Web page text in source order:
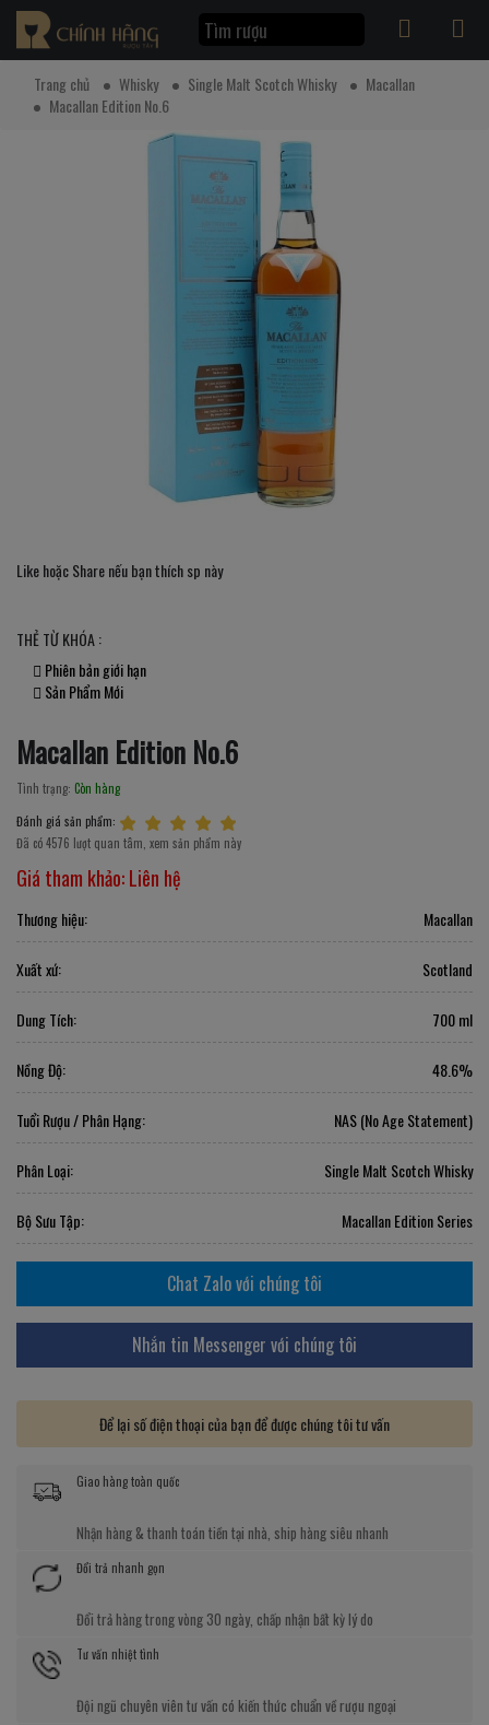
Trang chủ Whisky Single Malt Scotch Whisky
Macallan
Macallan Edition No.6
Like hoặc Share nếu bạn thích sp này
THẺ TỪ KHÓA :
Phiên bản giới hạn
Sản Phẩm Mới
Macallan Edition No.6
Tình trạng: Còn hàng
Đánh giá sản phẩm:
Đã có 4576 lượt quan tâm, xem sản phẩm này
Giá tham khảo:Liên hệ
Thương hiệu: Macallan
Xuất xứ: Scotland
Dung Tích: 700 ml
Nồng Độ: 48.6%
Tuổi Rượu / Phân Hạng: NAS (No Age Statement)
Phân Loại: Single Malt Scotch Whisky
Bộ Sưu Tập: Macallan Edition Series
Chat Zalo với chúng tôi
Nhắn tin Messenger với chúng tôi
Để lại số điện thoại của bạn để được chúng tôi tư vấn
Giao hàng toàn quốc
Nhận hàng & thanh toán tiền tại nhà, ship hàng siêu nhanh
Đổi trả nhanh gọn
Đổi trả hàng trong vòng 30 ngày, chấp nhận bất kỳ lý do
Tư vấn nhiệt tình
Đội ngũ chuyên viên tư vấn có kiến thức chuẩn về rượu ngoại